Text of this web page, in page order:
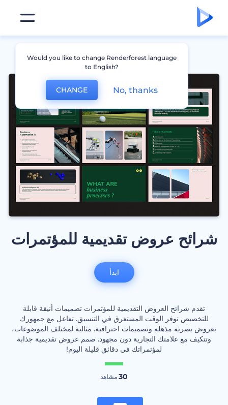
شرائح عروض تقديمية للمؤتمرات
تقدم شرائح العروض التقديمية للمؤتمرات تصميمات أنيقة قابلة
للتخصيص توفر الوقت المستغرق في التنسيق. تفاعل مع جمهورك
بعروض بصرية مذهلة وتصميمات احترافية. مثالية لمختلف الموضوعات،
وتتكيف مع علامتك التجارية دون مجهود. صمم عروض تقديمية جذابة
لمؤتمراتك في دقائق قليلة اليوم!
30 مشاهد
ابدأ
Would you like to change Renderforest language
to English?
CHANGE No, thanks